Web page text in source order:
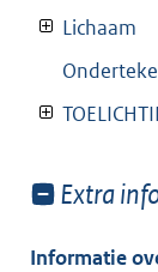
Lichaam
Toon
van:
Extra
Informatie